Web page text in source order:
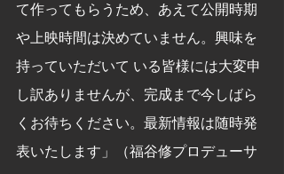
て作ってもらうため、あえて公開時期
や上映時間は決めていません。興味を
持っていただいて いる皆様には大変申
し訳ありませんが、完成まで今しばら
くお待ちください。最新情報は随時発
表いたします」（福谷修プロデューサ